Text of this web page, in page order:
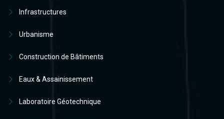
Infrastructures
Urbanisme
Construction de Bâtiments
Eaux & Assainissement
Laboratoire Géotechnique